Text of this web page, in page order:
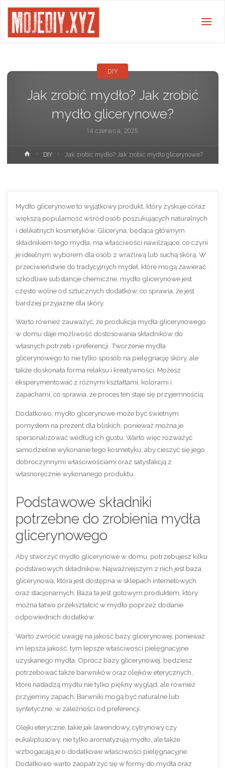
Jak zrobić mydło? Jak zrobić
mydło glicerynowe?
14 czerwca, 2025
DIY
Strona
główna
DIY Jak zrobić mydło? Jak zrobić mydło glicerynowe?
Mydło glicerynowe to wyjątkowy produkt, który zyskuje coraz
większą popularność wśród osób poszukujących naturalnych
i delikatnych kosmetyków. Gliceryna, będąca głównym
składnikiem tego mydła, ma właściwości nawilżające, co czyni
je idealnym wyborem dla osób z wrażliwą lub suchą skórą. W
przeciwieństwie do tradycyjnych mydeł, które mogą zawierać
szkodliwe substancje chemiczne, mydło glicerynowe jest
często wolne od sztucznych dodatków, co sprawia, że jest
bardziej przyjazne dla skóry.
Warto również zauważyć, że produkcja mydła glicerynowego
w domu daje możliwość dostosowania składników do
własnych potrzeb i preferencji. Tworzenie mydła
glicerynowego to nie tylko sposób na pielęgnację skóry, ale
także doskonała forma relaksu i kreatywności. Możesz
eksperymentować z różnymi kształtami, kolorami i
zapachami, co sprawia, że proces ten staje się przyjemnością.
Dodatkowo, mydło glicerynowe może być świetnym
pomysłem na prezent dla bliskich, ponieważ można je
spersonalizować według ich gustu. Warto więc rozważyć
samodzielne wykonanie tego kosmetyku, aby cieszyć się jego
dobroczynnymi właściwościami oraz satysfakcją z
własnoręcznie wykonanego produktu.
Podstawowe składniki
potrzebne do zrobienia mydła
glicerynowego
Aby stworzyć mydło glicerynowe w domu, potrzebujesz kilku
podstawowych składników. Najważniejszym z nich jest baza
glicerynowa, która jest dostępna w sklepach internetowych
oraz stacjonarnych. Baza ta jest gotowym produktem, który
można łatwo przekształcić w mydło poprzez dodanie
odpowiednich dodatków.
Warto zwrócić uwagę na jakość bazy glicerynowej, ponieważ
im lepsza jakość, tym lepsze właściwości pielęgnacyjne
uzyskanego mydła. Oprócz bazy glicerynowej, będziesz
potrzebować także barwników oraz olejków eterycznych,
które nadadzą mydłu nie tylko piękny wygląd, ale również
przyjemny zapach. Barwniki mogą być naturalne lub
syntetyczne, w zależności od preferencji.
Olejki eteryczne, takie jak lawendowy, cytrynowy czy
eukaliptusowy, nie tylko aromatyzują mydło, ale także
wzbogacają je o dodatkowe właściwości pielęgnacyjne.
Dodatkowo warto zaopatrzyć się w formy do mydła oraz